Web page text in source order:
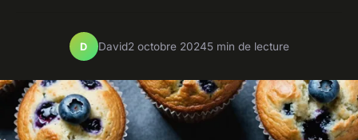
D David2 octobre 20245 min de lecture